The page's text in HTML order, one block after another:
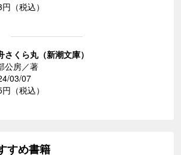
（税込）
さくら丸（新潮文庫）
公房／著
03/07
（税込）
すめ書籍